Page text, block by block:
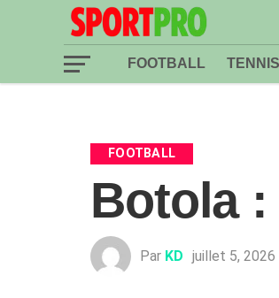
FOOTBALL TENNIS
FOOTBALL
Botola
Par KD juillet 5, 2026